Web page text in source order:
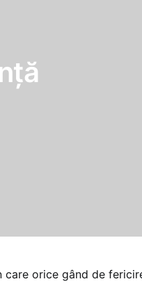
care orice gând de